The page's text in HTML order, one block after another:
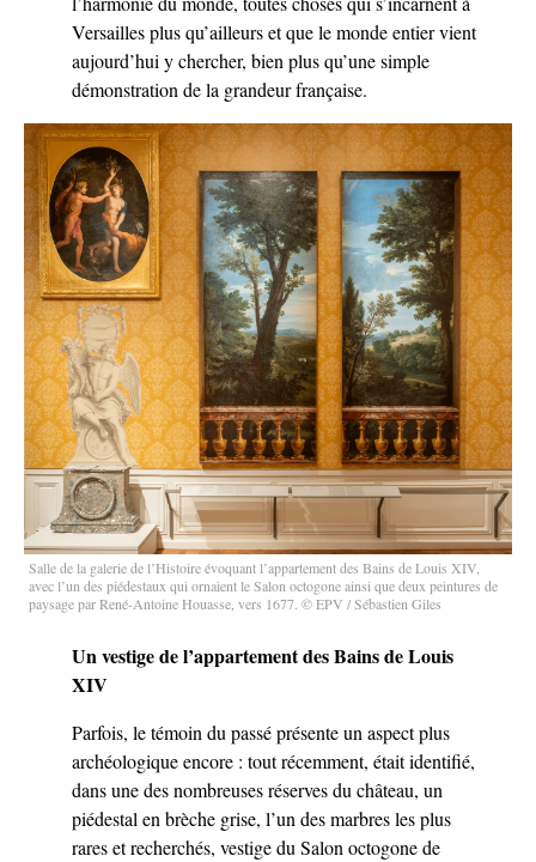
Versailles plus qu’ailleurs et que le monde entier vient
aujourd’hui y chercher, bien plus qu’une simple
démonstration de la grandeur française.
Salle de la galerie de l’Histoire évoquant l’appartement des Bains de Louis XIV,
avec l’un des piédestaux qui ornaient le Salon octogone ainsi que deux peintures de
paysage par René-Antoine Houasse, vers 1677. © EPV / Sébastien Giles
Un vestige de l’appartement des Bains de Louis
XIV
Parfois, le témoin du passé présente un aspect plus
archéologique encore : tout récemment, était identifié,
dans une des nombreuses réserves du château, un
piédestal en brèche grise, l’un des marbres les plus
rares et recherchés, vestige du Salon octogone de